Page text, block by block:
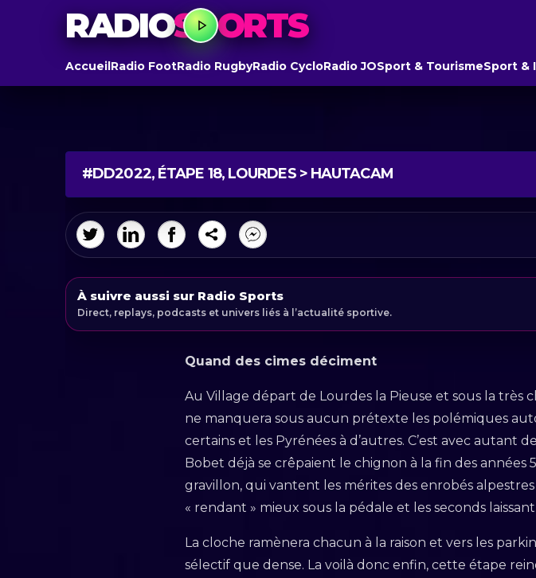
RADIOSPORTS
AccueilRadio FootRadio RugbyRadio CycloRadio JOSport & TourismeSport &
#DD2022, ÉTAPE 18, LOURDES > HAUTACAM
À suivre aussi sur Radio Sports
Direct, replays, podcasts et univers liés à l’actualité sportive.
Quand des cimes déciment
Au Village départ de Lourdes la Pieuse et sous la
ne manquera sous aucun prétexte les polémiques
certains et les Pyrénées à d’autres. C’est avec autant
Bobet déjà se crêpaient le chignon à la fin des années
gravillon, qui vantent les mérites des enrobés
« rendant » mieux sous la pédale et les seconds
La cloche ramènera chacun à la raison et vers les
sélectif que dense. La voilà donc enfin, cette étape